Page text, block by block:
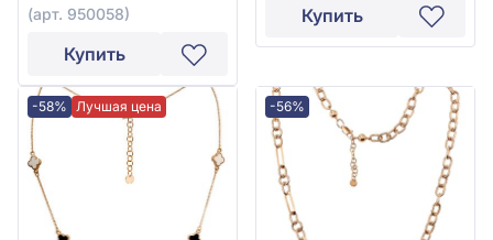
(арт. 950058)
Купить
Купить
-58% Лучшая цена -56%